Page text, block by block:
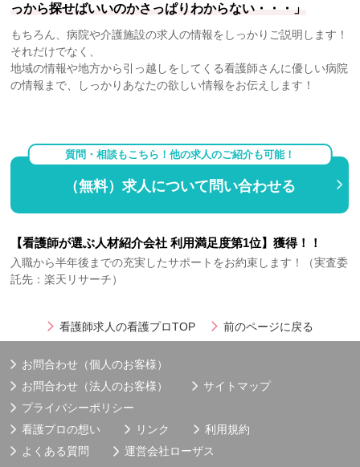
っから探せばいいのかさっぱりわからない・・・」
もちろん、病院や介護施設の求人の情報をしっかりご説明します！
それだけでなく、
地域の情報や地方から引っ越しをしてくる看護師さんに優しい病院
の情報まで、しっかりあなたの欲しい情報をお伝えします！
質問・相談もこちら！他の求人のご紹介も可能！
（無料）求人について問い合わせる
【看護師が選ぶ人材紹介会社 利用満足度第1位】獲得！！
入職から半年後までの充実したサポートをお約束します！（実査委
託先：楽天リサーチ）
看護師求人の看護プロTOP 前のページに戻る
お問合わせ（個人のお客様）
お問合わせ（法人のお客様）
サイトマップ
プライバシーポリシー
看護プロの想い
リンク
利用規約
よくある質問
運営会社ローザス